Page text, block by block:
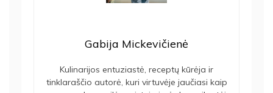
Gabija Mickevičienė
Kulinarijos entuziastė, receptų kūrėja ir
tinklaraščio autorė, kuri virtuvėje jaučiasi kaip